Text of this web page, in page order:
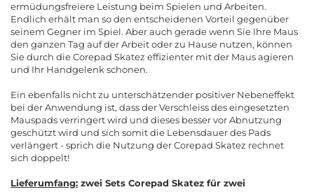
ermüdungsfreiere Leistung beim Spielen und Arbeiten.
Endlich erhält man so den entscheidenen Vorteil gegenüber
seinem Gegner im Spiel. Aber auch gerade wenn Sie Ihre Maus
den ganzen Tag auf der Arbeit oder zu Hause nutzen, können
Sie durch die Corepad Skatez effizienter mit der Maus agieren
und Ihr Handgelenk schonen.
Ein ebenfalls nicht zu unterschätzender positiver Nebeneffekt
bei der Anwendung ist, dass der Verschleiss des eingesetzten
Mauspads verringert wird und dieses besser vor Abnutzung
geschützt wird und sich somit die Lebensdauer des Pads
verlängert - sprich die Nutzung der Corepad Skatez rechnet
sich doppelt!
Lieferumfang: zwei Sets Corepad Skatez für zwei